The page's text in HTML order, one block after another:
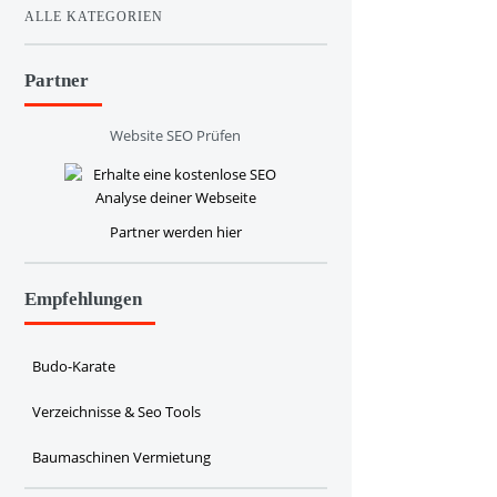
ALLE KATEGORIEN
Partner
Website SEO Prüfen
Partner werden hier
Empfehlungen
Budo-Karate
Verzeichnisse & Seo Tools
Baumaschinen Vermietung